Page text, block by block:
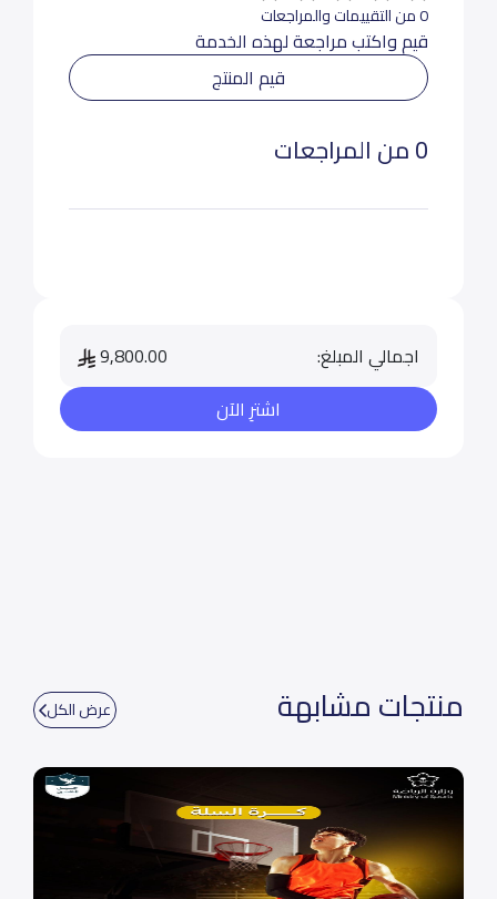
0 من التقييمات والمراجعات
قيم واكتب مراجعة لهذه الخدمة
قيم المنتج
0 من المراجعات
اجمالي المبلغ:
9,800.00
اشترِ الآن
منتجات مشابهة عرض الكل